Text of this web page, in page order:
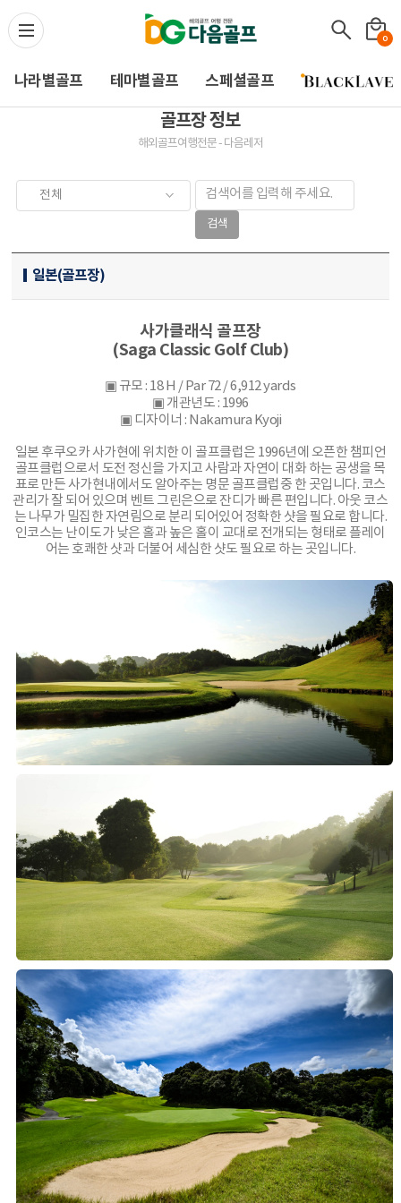
다음골프(Daum Golf) -
0
나라별골프 테마별골프 스페셜골프
골프장 정보
해외골프여행전문 - 다음레저
검색
일본(골프장)
사가클래식 골프장
(Saga Classic Golf Club)
▣ 규모 : 18 H / Par 72 / 6,912 yards
▣ 개관년도 : 1996
▣ 디자이너 : Nakamura Kyoji
일본 후쿠오카 사가현에 위치한 이 골프클럽은 1996년에 오픈한 챔피언
골프클럽으로서 도전 정신을 가지고 사람과 자연이 대화 하는 공생을 목
표로 만든 사가현내에서도 알아주는 명문 골프클럽중 한 곳입니다. 코스
관리가 잘 되어 있으며 벤트 그린은으로 잔디가 빠른 편입니다. 아웃 코스
는 나무가 밀집한 자연림으로 분리 되어있어 정확한 샷을 필요로 합니다.
인코스는 난이도가 낮은 홀과 높은 홀이 교대로 전개되는 형태로 플레이
어는 호쾌한 샷과 더불어 세심한 샷도 필요로 하는 곳입니다.